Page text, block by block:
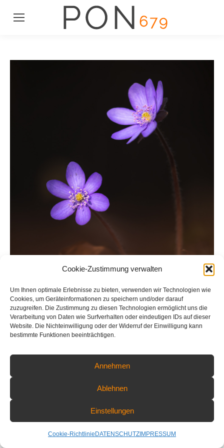
Cookie-Zustimmung verwalten
Um Ihnen optimale Erlebnisse zu bieten, verwenden wir Technologien wie
Cookies, um Geräteinformationen zu speichern und/oder darauf
zuzugreifen. Die Zustimmung zu diesen Technologien ermöglicht uns die
Verarbeitung von Daten wie Surfverhalten oder eindeutigen IDs auf dieser
Website. Die Nichteinwilligung oder der Widerruf der Einwilligung kann
bestimmte Funktionen beeinträchtigen.
Annehmen
Ablehnen
Einstellungen
Cookie-Richtlinie DATENSCHUTZ IMPRESSUM
Leberblümchen im Nachmittagslicht
COPYRIGHT © 2026 PART OF NATURE - FLORIAN WARNECKE